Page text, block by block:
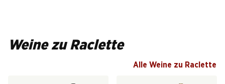
Weine zu Raclette
Alle Weine zu Raclette